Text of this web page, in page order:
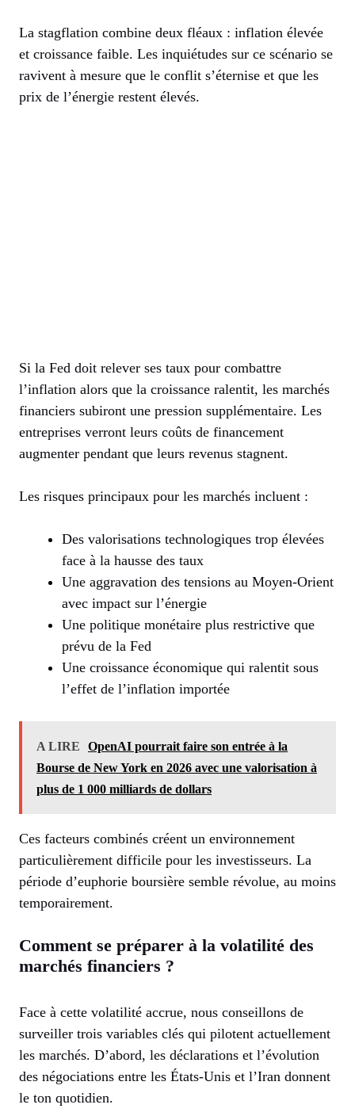
La stagflation combine deux fléaux : inflation élevée
et croissance faible. Les inquiétudes sur ce scénario se
ravivent à mesure que le conflit s’éternise et que les
prix de l’énergie restent élevés.
Si la Fed doit relever ses taux pour combattre
l’inflation alors que la croissance ralentit, les marchés
financiers subiront une pression supplémentaire. Les
entreprises verront leurs coûts de financement
augmenter pendant que leurs revenus stagnent.
Les risques principaux pour les marchés incluent :
Des valorisations technologiques trop élevées
face à la hausse des taux
Une aggravation des tensions au Moyen-Orient
avec impact sur l’énergie
Une politique monétaire plus restrictive que
prévu de la Fed
Une croissance économique qui ralentit sous
l’effet de l’inflation importée
A LIRE
OpenAI pourrait faire son entrée à la
Bourse de New York en 2026 avec une valorisation à
plus de 1 000 milliards de dollars
Ces facteurs combinés créent un environnement
particulièrement difficile pour les investisseurs. La
période d’euphorie boursière semble révolue, au moins
temporairement.
Comment se préparer à la volatilité des
marchés financiers ?
Face à cette volatilité accrue, nous conseillons de
surveiller trois variables clés qui pilotent actuellement
les marchés. D’abord, les déclarations et l’évolution
des négociations entre les États-Unis et l’Iran donnent
le ton quotidien.